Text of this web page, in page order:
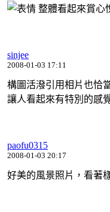
整體看起來賞心
sinjee
2008-01-03 17:11
構圖活潑引用相片也恰
讓人看起來有特別的感
paofu0315
2008-01-03 20:17
好美的風景照片，看著